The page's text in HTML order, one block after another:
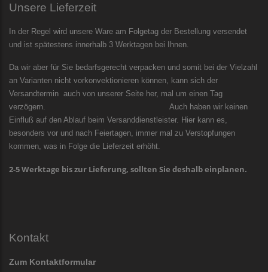
Unsere Lieferzeit
In der Regel wird unsere Ware am Folgetag der Bestellung versendet
und ist spätestens innerhalb 3 Werktagen bei Ihnen.
Da wir aber für Sie bedarfsgerecht verpacken und somit bei der Vielzahl
an Varianten nicht vorkonvektionieren können, kann sich der
Versandtermin auch von unserer Seite her, mal um einen Tag
verzögern. Auch haben wir keinen
Einfluß auf den Ablauf beim Versanddienstleister. Hier kann es,
besonders vor und nach Feiertagen, immer mal zu Verstopfungen
kommen, was in Folge die Lieferzeit erhöht.
2-5 Werktage bis zur Lieferung, sollten Sie deshalb einplanen.
Kontakt
Zum Kontaktformular